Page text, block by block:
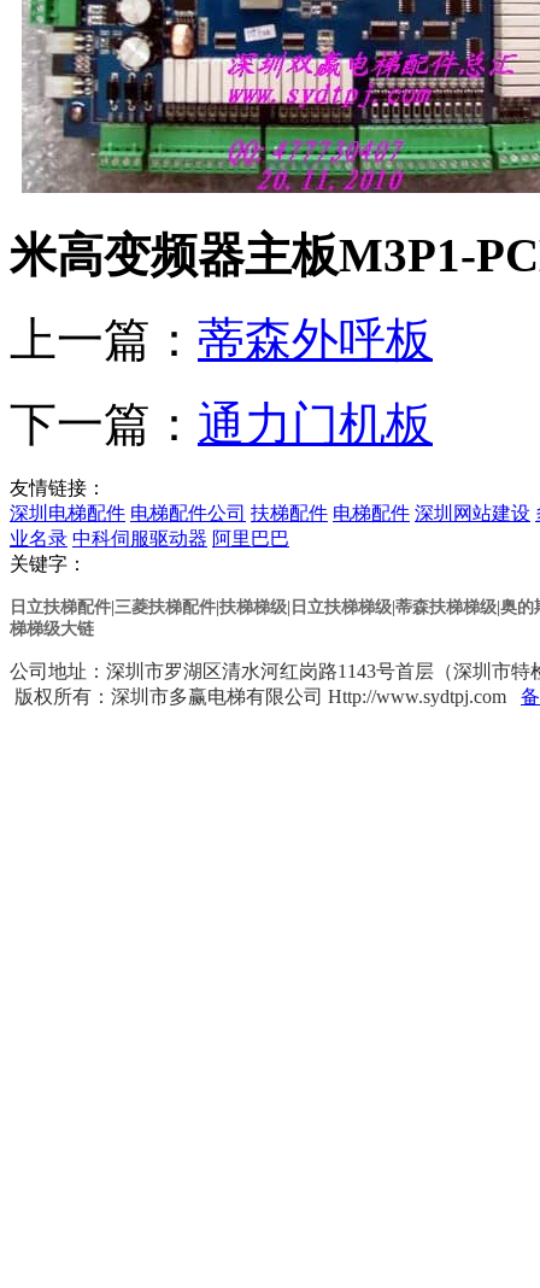
米高变频器主板M3P1-
上一篇： 蒂森外呼板
下一篇： 通力门机板
友情链接：
深圳电梯配件 电梯配件公司 扶梯配件 电梯配件 深圳网站建设
业名录 中科伺服驱动器 阿里巴巴
关键字：
日立扶梯配件|三菱扶梯配件|扶梯梯级|日立扶梯梯级 |蒂森扶梯梯级 |奥
梯梯级大链
公司地址：深圳市罗湖区清水河红岗路1143号首层（深圳市
版权所有：深圳市多赢电梯有限公司 Http://www.sydtpj.com